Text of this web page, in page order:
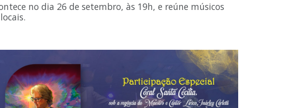
no dia 26 de setembro, às 19h, e reúne músicos